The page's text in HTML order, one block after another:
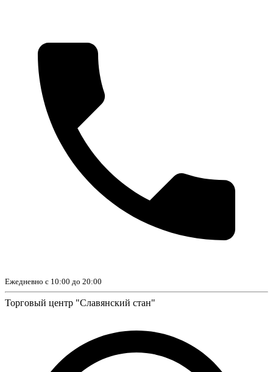
Ежедневно с 10:00 до 20:00
Торговый центр "Славянский стан"